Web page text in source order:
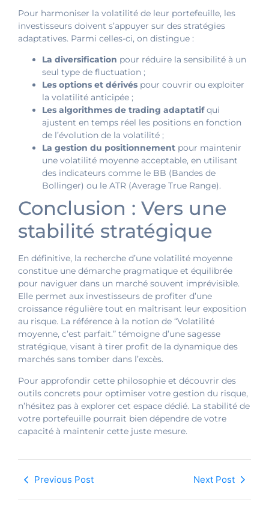
Pour harmoniser la volatilité de leur portefeuille, les
investisseurs doivent s’appuyer sur des stratégies
adaptatives. Parmi celles-ci, on distingue :
La diversification pour réduire la sensibilité à un
seul type de fluctuation ;
Les options et dérivés pour couvrir ou exploiter
la volatilité anticipée ;
Les algorithmes de trading adaptatifqui
ajustent en temps réel les positions en fonction
de l’évolution de la volatilité ;
La gestion du positionnement pour maintenir
une volatilité moyenne acceptable, en utilisant
des indicateurs comme le BB (Bandes de
Bollinger) ou le ATR (Average True Range).
Conclusion : Vers une
stabilité stratégique
En définitive, la recherche d’une volatilité moyenne
constitue une démarche pragmatique et équilibrée
pour naviguer dans un marché souvent imprévisible.
Elle permet aux investisseurs de profiter d’une
croissance régulière tout en maîtrisant leur exposition
au risque. La référence à la notion de “Volatilité
moyenne, c’est parfait.” témoigne d’une sagesse
stratégique, visant à tirer profit de la dynamique des
marchés sans tomber dans l’excès.
Pour approfondir cette philosophie et découvrir des
outils concrets pour optimiser votre gestion du risque,
n’hésitez pas à explorer cet espace dédié. La stabilité de
votre portefeuille pourrait bien dépendre de votre
capacité à maintenir cette juste mesure.
Previous Post Next Post